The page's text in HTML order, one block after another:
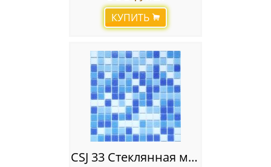
КУПИТЬ
CSJ 33 Стеклянная мозаика Tonomosaic